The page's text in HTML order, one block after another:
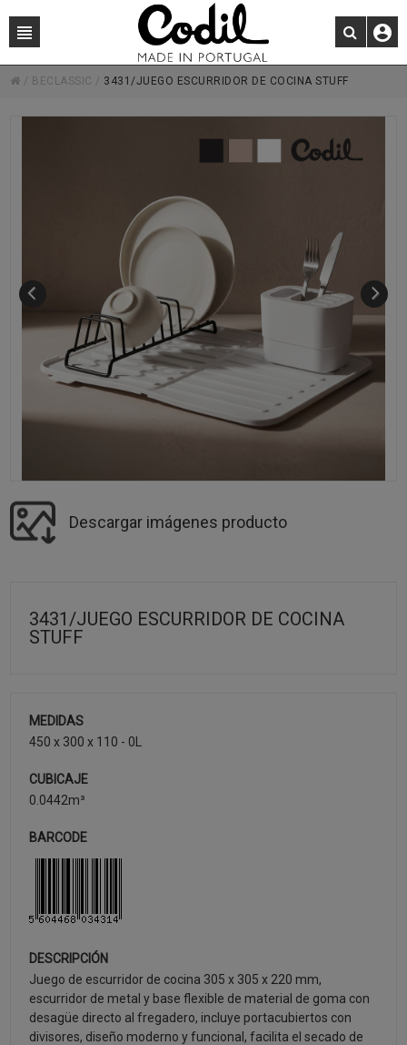
/ BECLASSIC / 3431/JUEGO ESCURRIDOR DE COCINA STUFF
Descargar imágenes producto
3431/JUEGO ESCURRIDOR DE COCINA
STUFF
MEDIDAS
450 x 300 x 110 - 0L
CUBICAJE
0.0442m³
BARCODE
DESCRIPCIÓN
Juego de escurridor de cocina 305 x 305 x 220 mm,
escurridor de metal y base flexible de material de goma con
desagüe directo al fregadero, incluye portacubiertos con
divisores, diseño moderno y funcional, facilita el secado de